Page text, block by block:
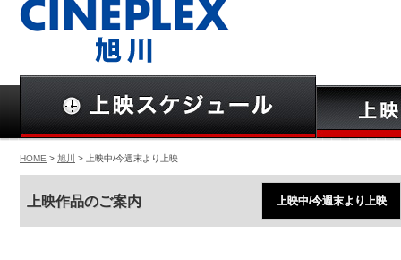
HOME > 旭川 > 上映中/今週末より上映
上映作品のご案内 上映中/今週末より上映